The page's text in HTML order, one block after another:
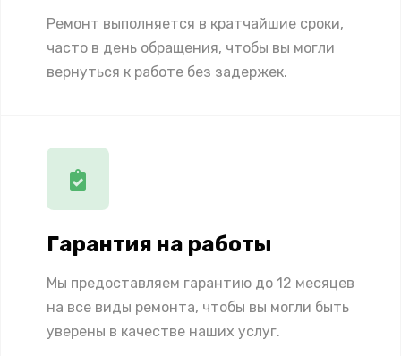
Ремонт выполняется в кратчайшие сроки,
часто в день обращения, чтобы вы могли
вернуться к работе без задержек.
Гарантия на работы
Мы предоставляем гарантию до 12 месяцев
на все виды ремонта, чтобы вы могли быть
уверены в качестве наших услуг.